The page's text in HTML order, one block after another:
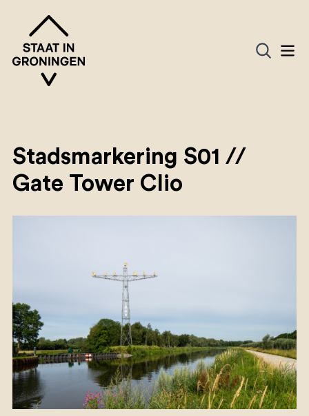
Stadsmarkering S01 //
Gate Tower Clio